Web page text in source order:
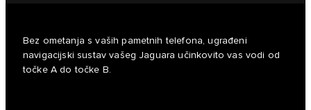
Bez ometanja s vaših pametnih telefona, ugrađeni
navigacijski sustav vašeg Jaguara učinkovito vas vodi od
točke A do točke B.